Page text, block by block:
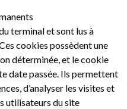
terminal et sont lus à
cookies possèdent une
déterminée, et le cookie
date passée. Ils permettent
d’analyser les visites et
utilisateurs du site